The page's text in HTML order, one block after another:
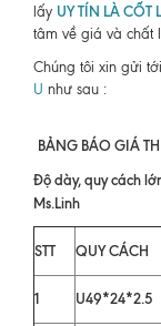
lấy UY TÍN LÀ CỐT
tâm về giá và chất
Chúng tôi xin gửi
U như sau :
BẢNG BÁO GIÁ
Độ dày, quy cách
Ms.Linh
STT QUY CÁCH
1
U49*24*2.5